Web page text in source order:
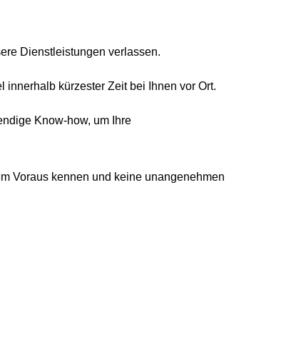
Dienstleistungen verlassen.
kürzester Zeit bei Ihnen vor Ort.
Know-how, um Ihre
Voraus kennen und keine unangenehmen